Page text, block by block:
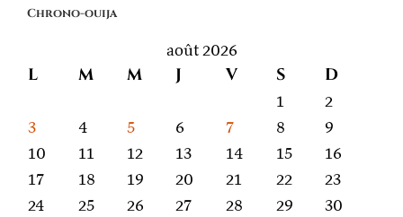
parle
Chrono-ouija
août 2026
L M M J V S D
1
2
3
4 5 6 7 8
9
10
11 12 13 14 15
16
17
18 19 20 21 22
23
24
25 26 27 28 29
30